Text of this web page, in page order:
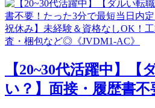
【20~30代活躍中】【
い？】面接・履歴書